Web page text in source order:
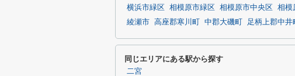
横浜市緑区 相模原市緑区 相模原市中央区 相模
綾瀬市
高座郡寒川町 中郡大磯町 足柄上郡中井
同じエリアにある駅から探す
二宮